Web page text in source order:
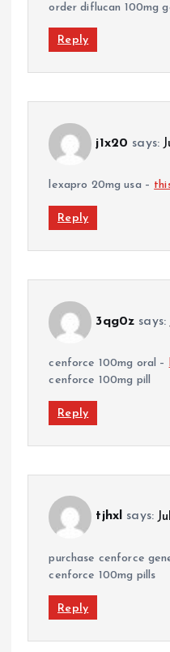
order diflucan 100mg
Reply
j1x20 says:
lexapro 20mg usa –
Reply
3qg0z says:
cenforce 100mg oral –
cenforce 100mg pill
Reply
tjhxl says:
purchase cenforce
cenforce 100mg pills
Reply